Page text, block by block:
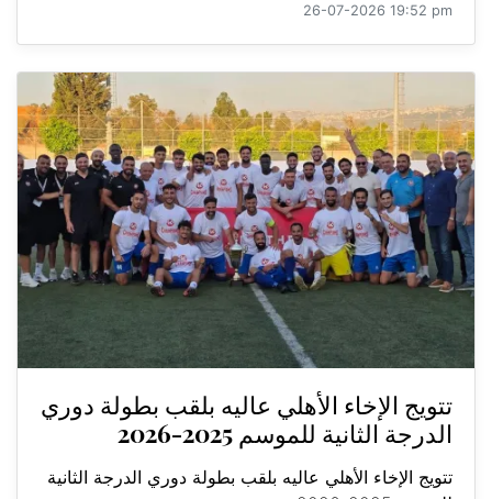
26-07-2026 19:52 pm
تتويج الإخاء الأهلي عاليه بلقب بطولة دوري
الدرجة الثانية للموسم 2025-2026
تتويج الإخاء الأهلي عاليه بلقب بطولة دوري الدرجة الثانية